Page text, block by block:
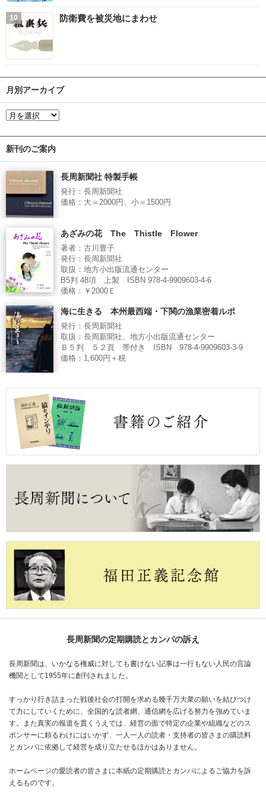
防衛費を被災地にまわせ
月別アーカイブ
新刊のご案内
長周新聞社 特製手帳
発行：長周新聞社
価格：大＝2000円、小＝1500円
あざみの花 The Thistle Flower
著者：古川豊子
発行：長周新聞社
取扱：地方小出版流通センター
B5判 48項 上製 ISBN 978-4-9909603-4-6
価格：￥2000Ｅ
海に生きる 本州最西端・下関の漁業密着ルポ
発行：長周新聞社
取扱：長周新聞社、地方小出版流通センター
Ｂ５判 ５２頁 帯付き ISBN 978-4-9909603-3-9
価格：1,600円＋税
長周新聞の定期購読とカンパの訴え
長周新聞は、いかなる権威に対しても書けない記事は一行もない人民の言論
機関として1955年に創刊されました。
すっかり行き詰まった戦後社会の打開を求める幾千万大衆の願いを結びつけ
て力にしていくために、全国的な読者網、通信網を広げる努力を強めていま
す。また真実の報道を貫くうえでは、経営の面で特定の企業や組織などのス
ポンサーに頼るわけにはいかず、一人一人の読者・支持者の皆さまの購読料
とカンパに依拠して経営を成り立たせるほかはありません。
ホームページの愛読者の皆さまに本紙の定期購読とカンパによるご協力を訴
えるものです。